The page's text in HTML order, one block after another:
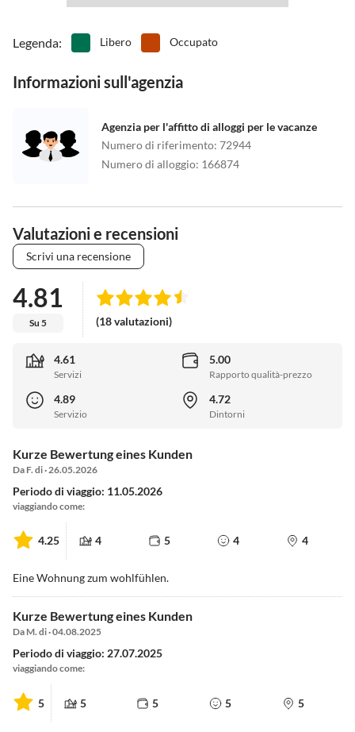
Legenda: Libero Occupato
Informazioni sull'agenzia
Agenzia per l'affitto di alloggi per le vacanze
Numero di riferimento: 72944
Numero di alloggio: 166874
Valutazioni e recensioni
Scrivi una recensione
4.81
Su 5 (18 valutazioni)
4.61
Servizi
5.00
Rapporto qualità-prezzo
4.89
Servizio
4.72
Dintorni
Kurze Bewertung eines Kunden
Da F. di · 26.05.2026
Periodo di viaggio: 11.05.2026
viaggiando come:
4.25 4 5 4 4
Eine Wohnung zum wohlfühlen.
Kurze Bewertung eines Kunden
Da M. di · 04.08.2025
Periodo di viaggio: 27.07.2025
viaggiando come:
5 5 5 5 5